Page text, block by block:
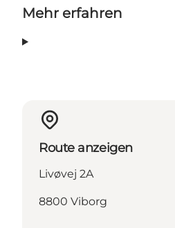
Mehr erfahren
Route anzeigen
Livøvej 2A
8800 Viborg